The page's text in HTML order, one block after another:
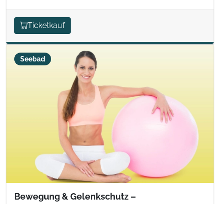
Ticketkauf
Seebad
Bewegung & Gelenkschutz –